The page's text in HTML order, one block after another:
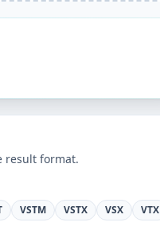
result format.
VSTM VSTX VSX VTX